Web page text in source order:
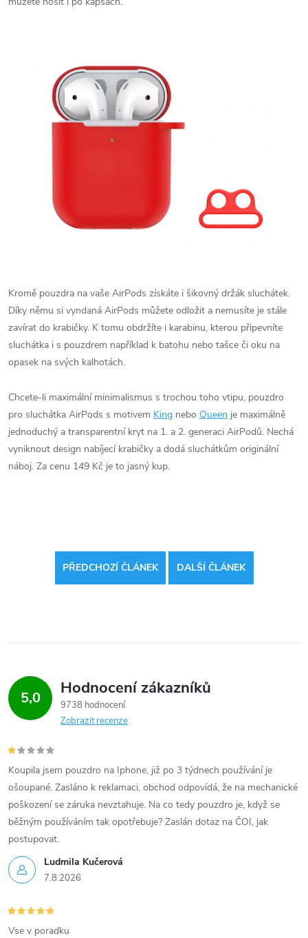
Kromě pouzdra na vaše AirPods získáte i šikovný držák sluchátek.
Díky němu si vyndaná AirPods můžete odložit a nemusíte je stále
zavírat do krabičky. K tomu obdržíte i karabinu, kterou připevníte
sluchátka i s pouzdrem například k batohu nebo tašce či oku na
opasek na svých kalhotách.
Chcete-li maximální minimalismus s trochou toho vtipu, pouzdro
pro sluchátka AirPods s motivem King nebo Queen je maximálně
jednoduchý a transparentní kryt na 1. a 2. generaci AirPodů. Nechá
vyniknout design nabíjecí krabičky a dodá sluchátkům originální
náboj. Za cenu 149 Kč je to jasný kup.
PŘEDCHOZÍ ČLÁNEK DALŠÍ ČLÁNEK
5,0 Hodnocení zákazníků
9738 hodnocení
Zobrazit recenze
Ludmila Kučerová
7.8.2026
Koupila jsem pouzdro na Iphone, již po 3 týdnech používání je
ošoupané. Zasláno k reklamaci, obchod odpovídá, že na mechanické
poškození se záruka nevztahuje. Na co tedy pouzdro je, když se
běžným používáním tak opotřebuje? Zaslán dotaz na ČOI, jak
postupovat.
Vse v poradku